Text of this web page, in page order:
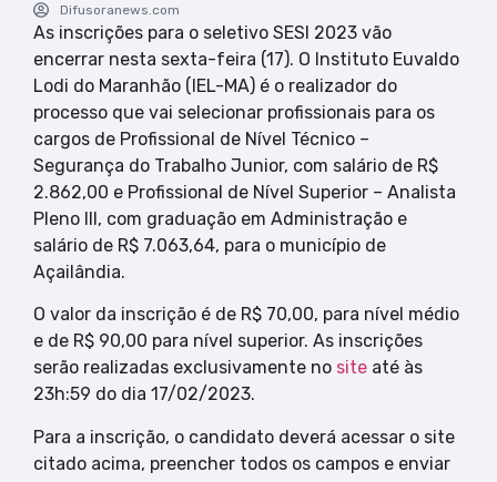
Difusoranews.com
As inscrições para o seletivo SESI 2023 vão
encerrar nesta sexta-feira (17). O Instituto Euvaldo
Lodi do Maranhão (IEL-MA) é o realizador do
processo que vai selecionar profissionais para os
cargos de Profissional de Nível Técnico –
Segurança do Trabalho Junior, com salário de R$
2.862,00 e Profissional de Nível Superior – Analista
Pleno III, com graduação em Administração e
salário de R$ 7.063,64, para o município de
Açailândia.
O valor da inscrição é de R$ 70,00, para nível médio
e de R$ 90,00 para nível superior. As inscrições
serão realizadas exclusivamente no site até às
23h:59 do dia 17/02/2023.
Para a inscrição, o candidato deverá acessar o site
citado acima, preencher todos os campos e enviar